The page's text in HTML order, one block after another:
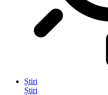
Știri
Știri